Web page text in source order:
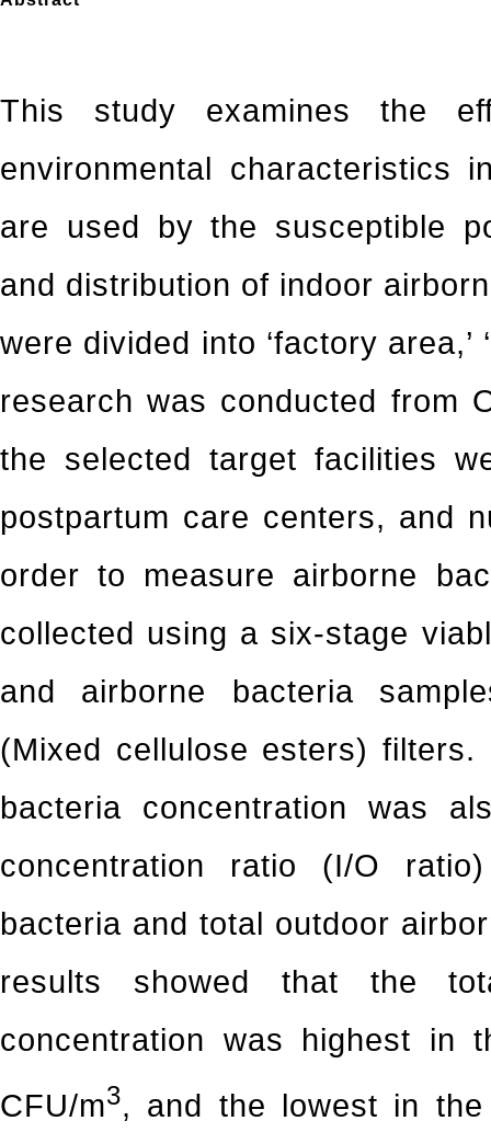
This study examines the
environmental characteristics
are used by the susceptible
and distribution of indoor
were divided into ‘factory area,’
research was conducted from
the selected target facilities
postpartum care centers, and
order to measure airborne
collected using a six-stage
and airborne bacteria
(Mixed cellulose esters)
bacteria concentration was
concentration ratio (I/O
bacteria and total outdoor
results showed that the
concentration was highest in
CFU/m3, and the lowest in